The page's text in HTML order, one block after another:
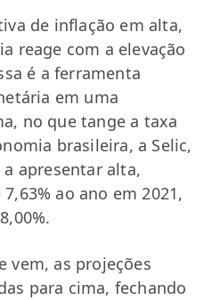
de inflação em alta,
reage com a elevação
é a ferramenta
em uma
no que tange a taxa
brasileira, a Selic,
apresentar alta,
ao ano em 2021,
vem, as projeções
para cima, fechando